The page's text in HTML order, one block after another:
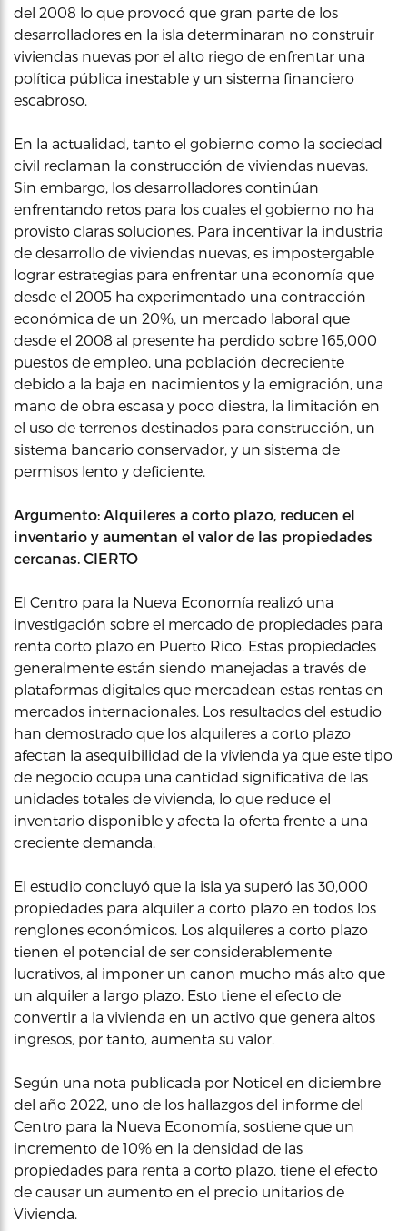
del 2008 lo que provocó que gran parte de los
desarrolladores en la isla determinaran no construir
viviendas nuevas por el alto riego de enfrentar una
política pública inestable y un sistema financiero
escabroso.
En la actualidad, tanto el gobierno como la sociedad
civil reclaman la construcción de viviendas nuevas.
Sin embargo, los desarrolladores continúan
enfrentando retos para los cuales el gobierno no ha
provisto claras soluciones. Para incentivar la industria
de desarrollo de viviendas nuevas, es impostergable
lograr estrategias para enfrentar una economía que
desde el 2005 ha experimentado una contracción
económica de un 20%, un mercado laboral que
desde el 2008 al presente ha perdido sobre 165,000
puestos de empleo, una población decreciente
debido a la baja en nacimientos y la emigración, una
mano de obra escasa y poco diestra, la limitación en
el uso de terrenos destinados para construcción, un
sistema bancario conservador, y un sistema de
permisos lento y deficiente.
Argumento: Alquileres a corto plazo, reducen el
inventario y aumentan el valor de las propiedades
cercanas. CIERTO
El Centro para la Nueva Economía realizó una
investigación sobre el mercado de propiedades para
renta corto plazo en Puerto Rico. Estas propiedades
generalmente están siendo manejadas a través de
plataformas digitales que mercadean estas rentas en
mercados internacionales. Los resultados del estudio
han demostrado que los alquileres a corto plazo
afectan la asequibilidad de la vivienda ya que este tipo
de negocio ocupa una cantidad significativa de las
unidades totales de vivienda, lo que reduce el
inventario disponible y afecta la oferta frente a una
creciente demanda.
El estudio concluyó que la isla ya superó las 30,000
propiedades para alquiler a corto plazo en todos los
renglones económicos. Los alquileres a corto plazo
tienen el potencial de ser considerablemente
lucrativos, al imponer un canon mucho más alto que
un alquiler a largo plazo. Esto tiene el efecto de
convertir a la vivienda en un activo que genera altos
ingresos, por tanto, aumenta su valor.
Según una nota publicada por Noticel en diciembre
del año 2022, uno de los hallazgos del informe del
Centro para la Nueva Economía, sostiene que un
incremento de 10% en la densidad de las
propiedades para renta a corto plazo, tiene el efecto
de causar un aumento en el precio unitarios de
Vivienda.